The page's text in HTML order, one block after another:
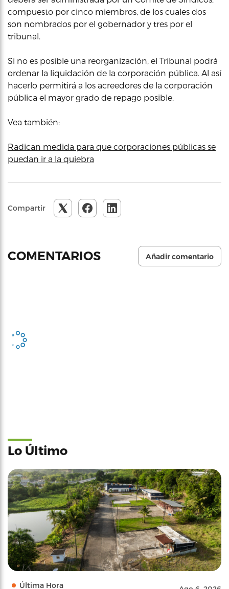
compuesto por cinco miembros, de los cuales dos
son nombrados por el gobernador y tres por el
tribunal.
Si no es posible una reorganización, el Tribunal podrá
ordenar la liquidación de la corporación pública. Al así
hacerlo permitirá a los acreedores de la corporación
pública el mayor grado de repago posible.
Vea también:
Radican medida para que corporaciones públicas se
puedan ir a la quiebra
Compartir
COMENTARIOS Añadir comentario
Lo Último
Última Hora